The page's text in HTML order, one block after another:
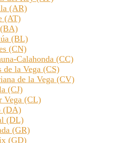
(AR)
(AT)
(BL)
(CN)
Calahonda (CC)
de la Vega (CS)
de la Vega (CV)
(CJ)
Vega (CL)
(DA)
(DL)
(GR)
(GD)